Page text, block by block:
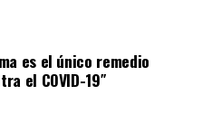
es el único remedio
el COVID-19″